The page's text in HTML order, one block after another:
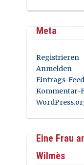
Meta
Registrieren
Anmelden
Eintrags-Feed
Kommentar-
Eine Frau
Wilmès